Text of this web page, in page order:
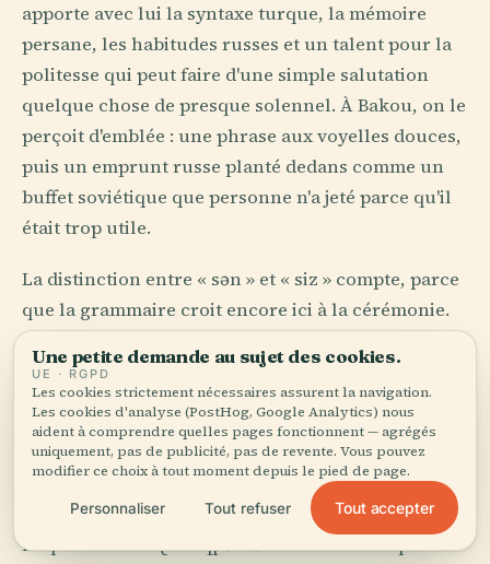
apporte avec lui la syntaxe turque, la mémoire
persane, les habitudes russes et un talent pour la
politesse qui peut faire d'une simple salutation
quelque chose de presque solennel. À Bakou, on le
perçoit d'emblée : une phrase aux voyelles douces,
puis un emprunt russe planté dedans comme un
buffet soviétique que personne n'a jeté parce qu'il
était trop utile.
La distinction entre « sən » et « siz » compte, parce
que la grammaire croit encore ici à la cérémonie.
Employez « siz » avec les anciens, les inconnus, les
commerçants, quiconque dont vous ne méritez pas
encore le prénom ; ajoutez « bəy » ou « xanım » et
la phrase se redresse. Un pays, c'est une table
dressée pour des étrangers.
Viennent ensuite les mots qui refusent
l'exportation. « Qonaqpərvərlik » se traduit par
Une petite demande au sujet des cookies.
UE · RGPD
Les cookies strictement nécessaires assurent la navigation.
Les cookies d'analyse (PostHog, Google Analytics) nous
aident à comprendre quelles pages fonctionnent — agrégés
uniquement, pas de publicité, pas de revente. Vous pouvez
modifier ce choix à tout moment depuis le pied de page.
Personnaliser Tout refuser Tout accepter